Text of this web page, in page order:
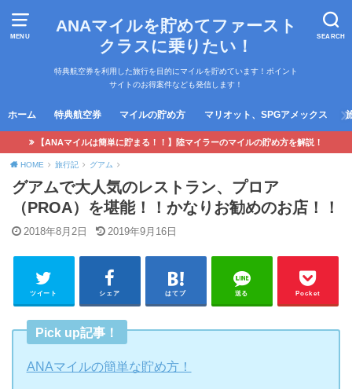
MENU SEARCH
ANAマイルを貯めてファースト
クラスに乗りたい！
特典航空券を利用した旅行を目的にマイルを貯めています！ポイント
サイトのお得案件なども発信します！
ホーム 特典航空券 マイルの貯め方 マリオット、SPGアメックス
【ANAマイルは簡単に貯まる！！】陸マイラーのマイルの貯め方を解説！
HOME 旅行記 グアム
グアムで大人気のレストラン、プロア
（PROA）を堪能！！かなりお勧めのお店！！
2018年8月2日 2019年9月16日
ツイート シェア はてブ 送る Pocket
Pick up記事！
ANAマイルの簡単な貯め方！